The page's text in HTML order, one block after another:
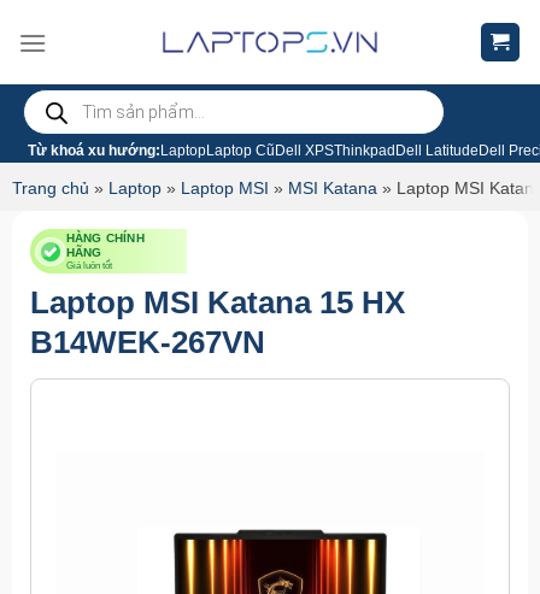
đến
dungTìm
kiếm
sản
phẩm
Từ khoá xu hướng: LaptopLaptop Cũ Dell XPSThinkpad Dell Latitude Dell
Trang chủ » Laptop » Laptop MSI » MSI Katana » Laptop MSI
HÀNG CHÍNH
HÃNG
Giá luôn tốt
Laptop MSI Katana 15 HX
B14WEK-267VN